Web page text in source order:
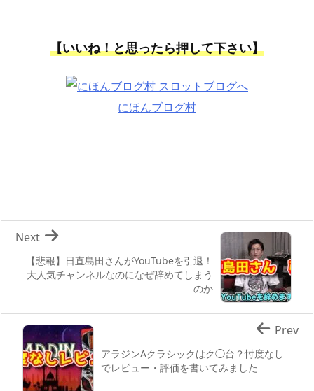
【いいね！と思ったら押して下さい】
にほんブログ村
【悲報】日直島田さんがYouTubeを引退！
大人気チャンネルなのになぜ辞めてしまう
のか
Next
アラジンAクラシックはク◯台？忖度なし
でレビュー・評価を書いてみました
Prev